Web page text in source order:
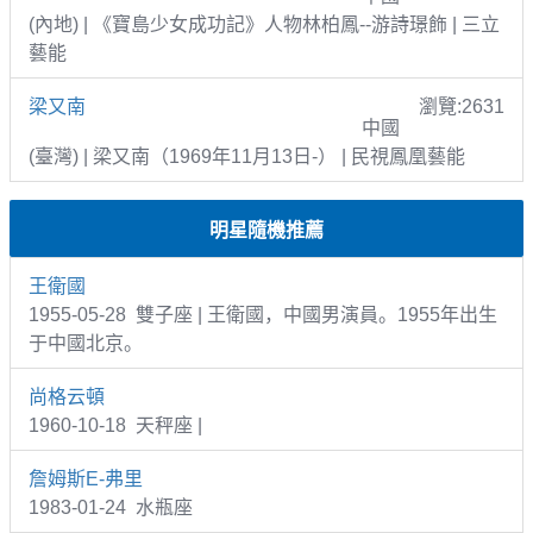
(內地) | 《寶島少女成功記》人物林柏鳳--游詩璟飾 | 三立
藝能
梁又南
瀏覽:2631
中國
(臺灣) | 梁又南（1969年11月13日-） | 民視鳳凰藝能
明星隨機推薦
王衛國
1955-05-28 雙子座 | 王衛國，中國男演員。1955年出生
于中國北京。
尚格云頓
1960-10-18 天秤座 |
詹姆斯E-弗里
1983-01-24 水瓶座